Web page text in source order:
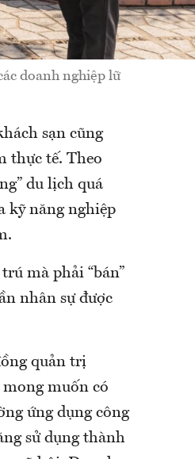
doanh nghiệp lữ
sạn cũng
thực tế. Theo
du lịch quá
kỹ năng nghiệp
mà phải “bán”
nhân sự được
quản trị
muốn có
ứng dụng công
sử dụng thành